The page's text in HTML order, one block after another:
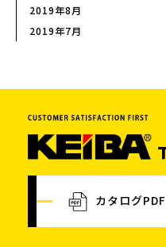
2019年8月
2019年7月
カタログPDF